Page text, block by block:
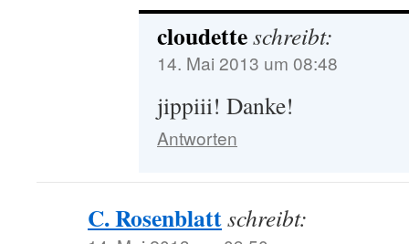
cloudetteschreibt:
14. Mai 2013 um 08:48
jippiii! Danke!
Antworten
C. Rosenblattschreibt: